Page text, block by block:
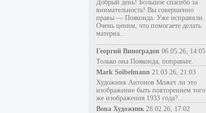
Добрый день! Большое спасибо за
внимательность! Вы совершенно
правы — Пояконда. Уже исправили.
Очень ценим, что помогаете делать
материа...
Георгий Виноградов 06.05.26, 14:05
Только она Пояконда, поправьте.
Mark Soibelmann 21.03.26, 21:03
Художник Антонов Может ли это
изображение быть повторением того
же изображения 1933 года?...
Вова Художник 28.02.26, 17:02